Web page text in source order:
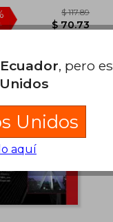
, pero
Unidos
aquí